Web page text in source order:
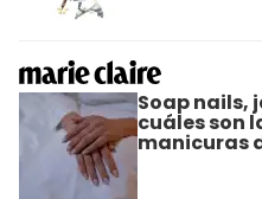
Soap nails,
cuáles son
manicuras